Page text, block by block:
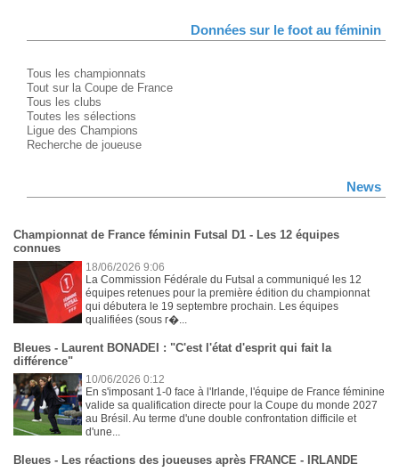
Données sur le foot au féminin
Tous les championnats
Tout sur la Coupe de France
Tous les clubs
Toutes les sélections
Ligue des Champions
Recherche de joueuse
News
Championnat de France féminin Futsal D1 - Les 12 équipes
connues
18/06/2026 9:06
La Commission Fédérale du Futsal a communiqué les 12
équipes retenues pour la première édition du championnat
qui débutera le 19 septembre prochain. Les équipes
qualifiées (sous r�...
Bleues - Laurent BONADEI : "C'est l'état d'esprit qui fait la
différence"
10/06/2026 0:12
En s'imposant 1-0 face à l'Irlande, l'équipe de France féminine
valide sa qualification directe pour la Coupe du monde 2027
au Brésil. Au terme d'une double confrontation difficile et
d'une...
Bleues - Les réactions des joueuses après FRANCE - IRLANDE